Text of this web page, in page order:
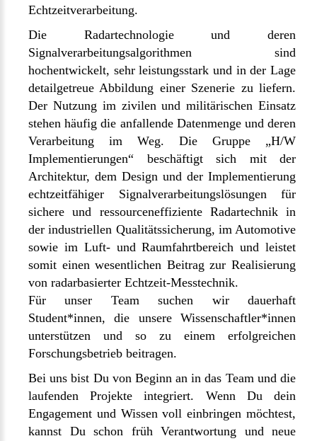
Echtzeitverarbeitung.
Die Radartechnologie und deren
Signalverarbeitungsalgorithmen sind
hochentwickelt, sehr leistungsstark und in der Lage
detailgetreue Abbildung einer Szenerie zu liefern.
Der Nutzung im zivilen und militärischen Einsatz
stehen häufig die anfallende Datenmenge und deren
Verarbeitung im Weg. Die Gruppe „H/W
Implementierungen“ beschäftigt sich mit der
Architektur, dem Design und der Implementierung
echtzeitfähiger Signalverarbeitungslösungen für
sichere und ressourceneffiziente Radartechnik in
der industriellen Qualitätssicherung, im Automotive
sowie im Luft- und Raumfahrtbereich und leistet
somit einen wesentlichen Beitrag zur Realisierung
von radarbasierter Echtzeit-Messtechnik.
Für unser Team suchen wir dauerhaft
Student*innen, die unsere Wissenschaftler*innen
unterstützen und so zu einem erfolgreichen
Forschungsbetrieb beitragen.
Bei uns bist Du von Beginn an in das Team und die
laufenden Projekte integriert. Wenn Du dein
Engagement und Wissen voll einbringen möchtest,
kannst Du schon früh Verantwortung und neue